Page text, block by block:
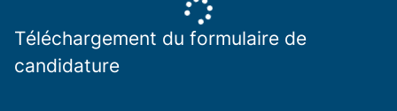
Téléchargement du formulaire de
candidature